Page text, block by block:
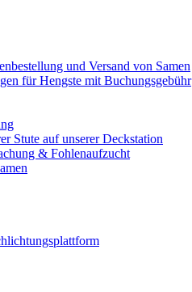
und Versand von Samen
für Hengste mit Buchungsgebühr
Stute auf unserer Deckstation
& Fohlenaufzucht